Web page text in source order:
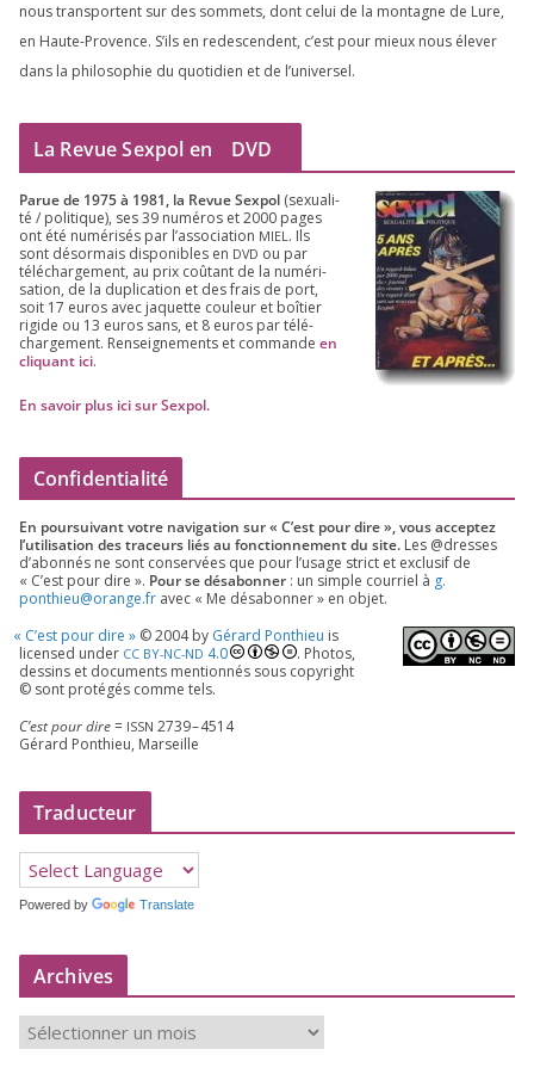
nous trans­portent sur des som­mets, dont celui de la mon­tagne de Lure,
en Haute-Provence. S’ils en redes­cendent, c’est pour mieux nous éle­ver
dans la phi­lo­so­phie du quo­ti­dien et de l’universel.
La Revue Sexpol en DVD
Parue de 1975à 1981, la Revue Sex­pol (sexua­li­
té /​ poli­tique), ses39 numé­ros et2000 pages
ont été numé­ri­sés par l’as­so­cia­tion MIEL. Ils
sont désor­mais dis­po­nibles en DVD ou par
télé­char­ge­ment, au prix coû­tant de la numé­ri­
sa­tion, de la dupli­ca­tion et des frais de port,
soit 17 euros avec jaquette cou­leur et boî­tier
rigide ou 13 euros sans, et 8 euros par télé­
char­ge­ment. Ren­sei­gne­ments et com­mande en
cli­quant ici.
En savoir plus ici sur Sexpol.
Confidentialité
En pour­sui­vant votre navi­ga­tion sur « C’est pour dire », vous accep­tez
l’utilisation des tra­ceurs liés au fonc­tion­ne­ment du site. Les @dresses
d’a­bon­nés ne sont conser­vées que pour l’u­sage strict et exclu­sif de
« C’est pour dire ». Pour se désa­bon­ner : un simple cour­riel à g.​
ponthieu@​orange.​fr avec « Me désa­bon­ner » en objet.
« C’est pour dire » ©2004by Gérard Ponthieu is
licen­sed under CC BY-NC-ND 4.0
. Photos,
des­sins et docu­ments men­tion­nés sous copy­right
© sont pro­té­gés comme tels.
C’est pour dire= ISSN 2739–4514
Gérard Ponthieu, Marseille
Traducteur
Powered by Translate
Archives